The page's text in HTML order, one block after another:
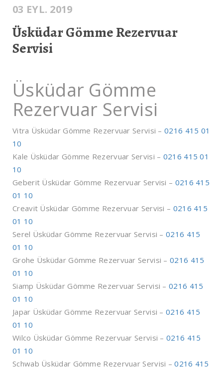
03 EYL. 2019
Üsküdar Gömme Rezervuar
Servisi
Üsküdar Gömme
Rezervuar Servisi
Vitra Üsküdar Gömme Rezervuar Servisi – 0216 415 01
10
Kale Üsküdar Gömme Rezervuar Servisi – 0216 415 01
10
Geberit Üsküdar Gömme Rezervuar Servisi – 0216 415
01 10
Creavit Üsküdar Gömme Rezervuar Servisi – 0216 415
01 10
Serel Üsküdar Gömme Rezervuar Servisi – 0216 415
01 10
Grohe Üsküdar Gömme Rezervuar Servisi – 0216 415
01 10
Siamp Üsküdar Gömme Rezervuar Servisi – 0216 415
01 10
Japar Üsküdar Gömme Rezervuar Servisi – 0216 415
01 10
Wilco Üsküdar Gömme Rezervuar Servisi – 0216 415
01 10
Schwab Üsküdar Gömme Rezervuar Servisi –0216 415